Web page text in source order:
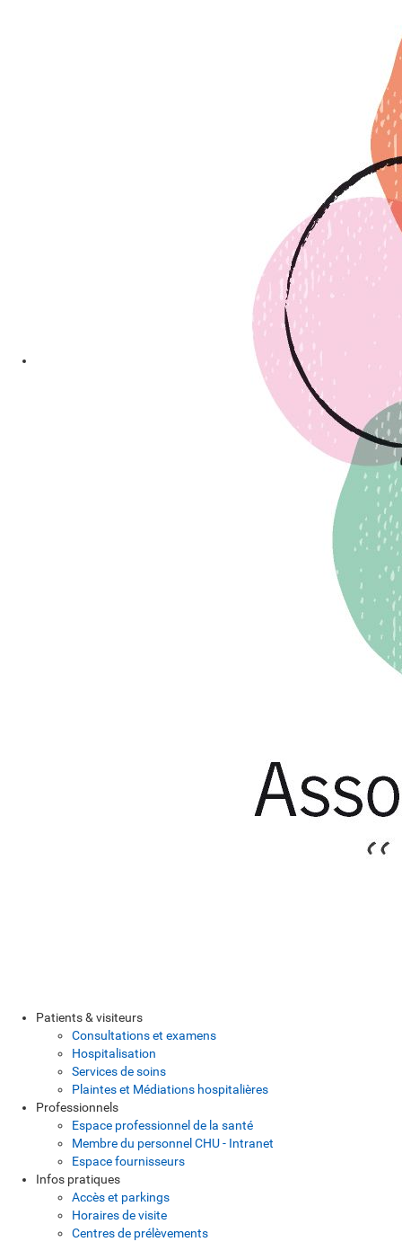
Patients & visiteurs
Consultations et examens
Hospitalisation
Services de soins
Plaintes et Médiations hospitalières
Professionnels
Espace professionnel de la santé
Membre du personnel CHU - Intranet
Espace fournisseurs
Infos pratiques
Accès et parkings
Horaires de visite
Centres de prélèvements